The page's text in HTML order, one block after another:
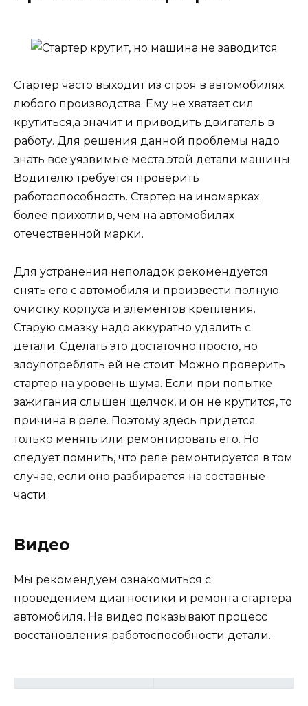
Стартер часто выходит из строя в автомобилях
любого производства. Ему не хватает сил
крутиться,а значит и приводить двигатель в
работу. Для решения данной проблемы надо
знать все уязвимые места этой детали машины.
Водителю требуется проверить
работоспособность. Стартер на иномарках
более прихотлив, чем на автомобилях
отечественной марки.
Для устранения неполадок рекомендуется
снять его с автомобиля и произвести полную
очистку корпуса и элементов крепления.
Старую смазку надо аккуратно удалить с
детали. Сделать это достаточно просто, но
злоупотреблять ей не стоит. Можно проверить
стартер на уровень шума. Если при попытке
зажигания слышен щелчок, и он не крутится, то
причина в реле. Поэтому здесь придется
только менять или ремонтировать его. Но
следует помнить, что реле ремонтируется в том
случае, если оно разбирается на составные
части.
Видео
Мы рекомендуем ознакомиться с
проведением диагностики и ремонта стартера
автомобиля. На видео показывают процесс
восстановления работоспособности детали.